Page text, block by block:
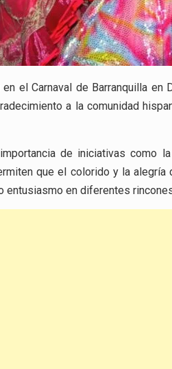
el Carnaval de Barranquilla
a la comunidad
de iniciativas como
que el colorido y la
entusiasmo en diferentes